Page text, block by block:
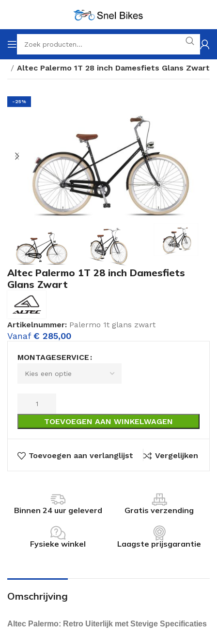
Altec Palermo 1T 28 inch Damesfiets Glans Zwart
-25%
Altec Palermo 1T 28 inch Damesfiets
Glans Zwart
Artikelnummer: Palermo 1t glans zwart
Vanaf € 285,00
MONTAGESERVICE
TOEVOEGEN AAN WINKELWAGEN
Toevoegen aan verlanglijst Vergelijken
Binnen 24 uur geleverd Gratis verzending
Fysieke winkel Laagste prijsgarantie
Omschrijving
Altec Palermo: Retro Uiterlijk met Stevige Specificaties